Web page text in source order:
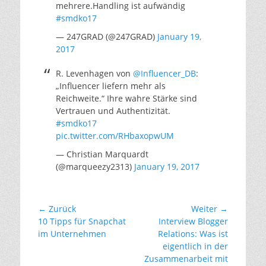
mehrere.Handling ist aufwändig
#smdko17
— 247GRAD (@247GRAD) January 19,
2017
R. Levenhagen von @Influencer_DB:
„Influencer liefern mehr als
Reichweite.“ Ihre wahre Stärke sind
Vertrauen und Authentizität.
#smdko17
pic.twitter.com/RHbaxopwUM
— Christian Marquardt
(@marqueezy2313) January 19, 2017
Beitragsnavigation
← Zurück
Vorheriger
Beitrag:
10 Tipps für Snapchat
im Unternehmen
Weiter →
Nächster
Beitrag:
Interview Blogger
Relations: Was ist
eigentlich in der
Zusammenarbeit mit